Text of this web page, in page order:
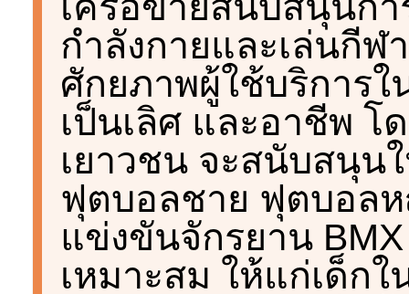
กำลังกายและเล่นกี
ศักยภาพผู้ใช้บริการ
เป็นเลิศ และอาชีพ โ
เยาวชน จะสนับสนุน
ฟุตบอลชาย ฟุตบอล
แข่งขันจักรยาน
เหมาะสม ให้แก่เด็ก